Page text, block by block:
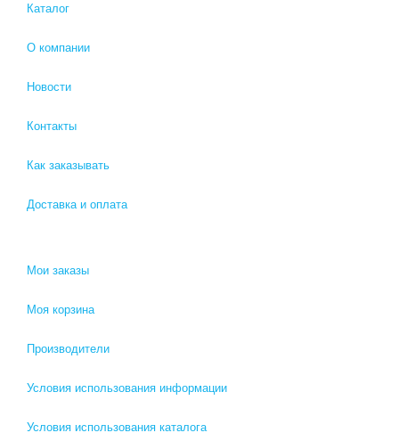
Каталог
О компании
Новости
Контакты
Как заказывать
Доставка и оплата
Мои заказы
Моя корзина
Производители
Условия использования информации
Условия использования каталога